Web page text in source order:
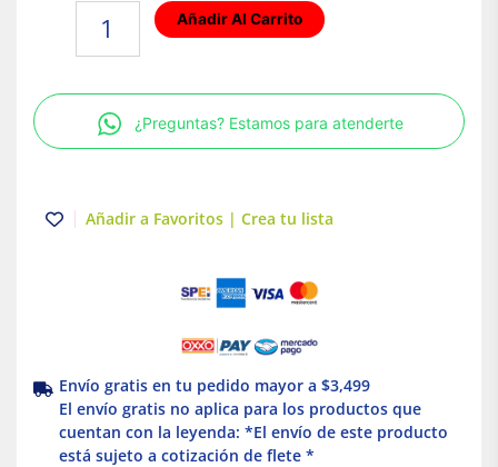
movimiento
Tlapps
cantidad
Añadir Al Carrito
¿Preguntas? Estamos para atenderte
Añadir a Favoritos | Crea tu lista
Envío gratis en tu pedido mayor a $3,499
El envío gratis no aplica para los productos que
cuentan con la leyenda: *El envío de este producto
está sujeto a cotización de flete *